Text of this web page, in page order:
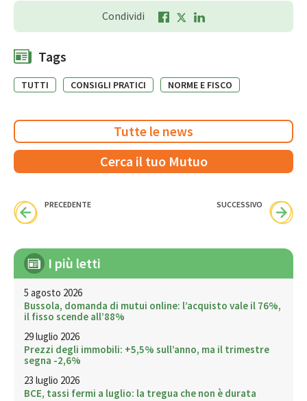
Condividi
Tags
TUTTI CONSIGLI PRATICI NORME E FISCO
Tutte le news
Cerca il tuo Mutuo
PRECEDENTE SUCCESSIVO
I più letti
5 agosto 2026
Bussola, domanda di mutui online: l’acquisto vale il 76%,
il fisso scende all’88%
29 luglio 2026
Prezzi degli immobili: +5,5% sull’anno, ma il trimestre
segna -2,6%
23 luglio 2026
BCE, tassi fermi a luglio: la tregua che non è durata